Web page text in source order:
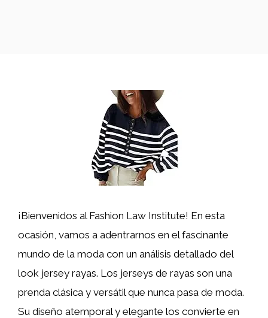
¡Bienvenidos al Fashion Law Institute! En esta
ocasión, vamos a adentrarnos en el fascinante
mundo de la moda con un análisis detallado del
look jersey rayas. Los jerseys de rayas son una
prenda clásica y versátil que nunca pasa de moda.
Su diseño atemporal y elegante los convierte en